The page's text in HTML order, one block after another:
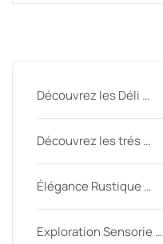
Découvrez les Déli …
Découvrez les trés …
Élégance Rustique …
Exploration Sensorie …